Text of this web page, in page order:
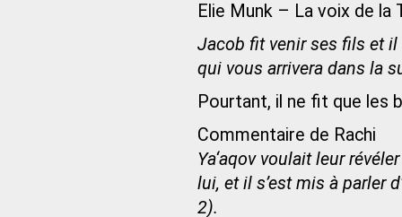
Elie Munk – La voix de la
Jacob fit venir ses fils et il
qui vous arrivera dans la
Pourtant, il ne fit que les
Commentaire de Rachi
Ya‘aqov voulait leur
lui, et il s’est mis à parler
2).